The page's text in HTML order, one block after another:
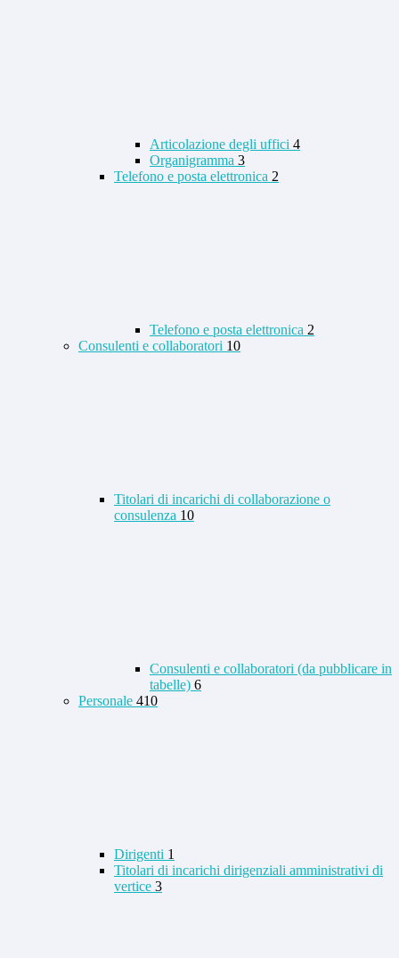
Articolazione degli uffici 4
Organigramma 3
Telefono e posta elettronica 2
Telefono e posta elettronica 2
Consulenti e collaboratori 10
Titolari di incarichi di collaborazione o
consulenza 10
Consulenti e collaboratori (da pubblicare in
tabelle) 6
Personale 410
Dirigenti 1
Titolari di incarichi dirigenziali amministrativi di
vertice 3